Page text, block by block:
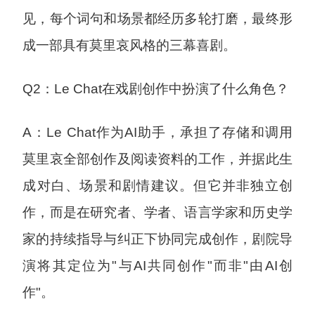
见，每个词句和场景都经历多轮打磨，最终形
成一部具有莫里哀风格的三幕喜剧。
Q2：Le Chat在戏剧创作中扮演了什么角色？
A：Le Chat作为AI助手，承担了存储和调用
莫里哀全部创作及阅读资料的工作，并据此生
成对白、场景和剧情建议。但它并非独立创
作，而是在研究者、学者、语言学家和历史学
家的持续指导与纠正下协同完成创作，剧院导
演将其定位为"与AI共同创作"而非"由AI创
作"。